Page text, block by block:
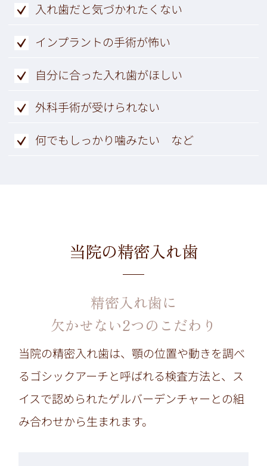
入れ歯だと気づかれたくない
インプラントの手術が怖い
自分に合った入れ歯がほしい
外科手術が受けられない
何でもしっかり噛みたい など
当院の精密入れ歯
精密入れ歯に
欠かせない2つのこだわり
当院の精密入れ歯は、顎の位置や動きを調べ
るゴシックアーチと呼ばれる検査方法と、ス
イスで認められたゲルバーデンチャーとの組
み合わせから生まれます。